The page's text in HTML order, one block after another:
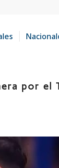
por el